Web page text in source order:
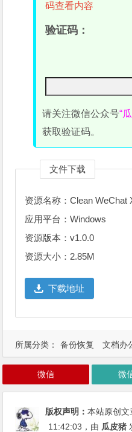
码查看内容
验证码：
请关注微信公众号“
获取验证码。
文件下载
资源名称：Clean
应用平台：Windows
资源版本：v1.0.0
资源大小：2.85M
下载地址
所属分类： 备份恢复 文档办
微信 微
版权声明：本站原创
11:42:03 ，由 瓜皮猪